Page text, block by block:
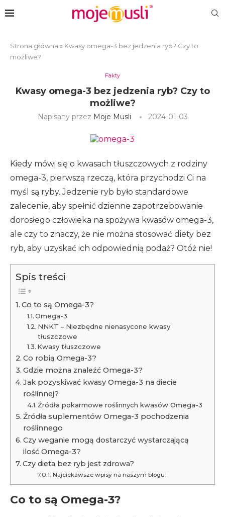
Strona główna » Kwasy omega-3 bez jedzenia ryb? Czy to
możliwe?
Fakty
Kwasy omega-3 bez jedzenia ryb? Czy to
możliwe?
Napisany przez Moje Musli 2024-01-03
Kiedy mówi się o kwasach tłuszczowych z rodziny
omega-3, pierwszą rzeczą, która przychodzi Ci na
myśl są ryby. Jedzenie ryb było standardowe
zalecenie, aby spełnić dzienne zapotrzebowanie
dorosłego człowieka na spożywa kwasów omega-3,
ale czy to znaczy, że nie można stosować diety bez
ryb, aby uzyskać ich odpowiednią podaż? Otóż nie!
Spis treści
Co to są Omega-3?
Omega-3
NNKT – Niezbędne nienasycone kwasy
tłuszczowe
Kwasy tłuszczowe
Co robią Omega-3?
Gdzie można znaleźć Omega-3?
Jak pozyskiwać kwasy Omega-3 na diecie
roślinnej?
Źródła pokarmowe roślinnych kwasów Omega-3
Źródła suplementów Omega-3 pochodzenia
roślinnego
Czy weganie mogą dostarczyć wystarczającą
ilość Omega-3?
Czy dieta bez ryb jest zdrowa?
Najciekawsze wpisy na naszym blogu:
Co to są Omega-3?